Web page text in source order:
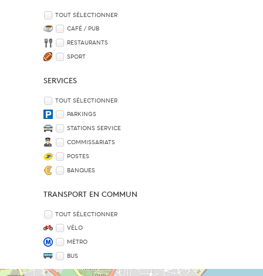
TOUT SÉLECTIONNER
CAFÉ / PUB
RESTAURANTS
SPORT
SERVICES
TOUT SÉLECTIONNER
PARKINGS
STATIONS SERVICE
COMMISSARIATS
POSTES
BANQUES
TRANSPORT EN COMMUN
TOUT SÉLECTIONNER
VÉLO
MÉTRO
BUS